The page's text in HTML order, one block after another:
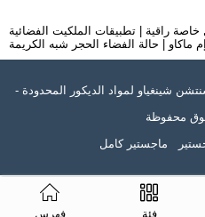
خاصة راقية | تطبيقات الملكيت الفضائية
ماكاو | حالة الفضاء الحجر شبه الكريمة
© 2026 شركة شنتشن شينغياو لمواد الديكور المحدودة -
محفوظة
ماجستير كامل
فهرس فئة